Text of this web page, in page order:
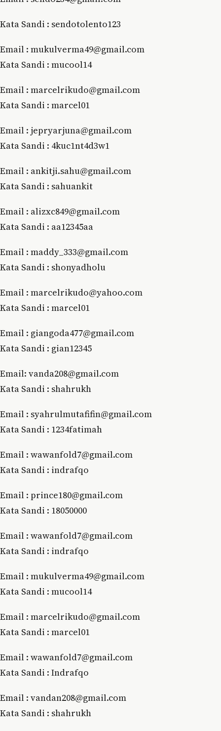
Kata Sandi : sendotolento123
Email : mukulverma49@gmail.com
Kata Sandi : mucool14
Email : marcelrikudo@gmail.com
Kata Sandi : marcel01
Email : jepryarjuna@gmail.com
Kata Sandi : 4kuc1nt4d3w1
Email : ankitji.sahu@gmail.com
Kata Sandi : sahuankit
Email : alizxc849@gmail.com
Kata Sandi : aa12345aa
Email : maddy_333@gmail.com
Kata Sandi : shonyadholu
Email : marcelrikudo@yahoo.com
Kata Sandi : marcel01
Email : giangoda477@gmail.com
Kata Sandi : gian12345
Email: vanda208@gmail.com
Kata Sandi : shahrukh
Email : syahrulmutafifin@gmail.com
Kata Sandi : 1234fatimah
Email : wawanfold7@gmail.com
Kata Sandi : indrafqo
Email : prince180@gmail.com
Kata Sandi : 18050000
Email : wawanfold7@gmail.com
Kata Sandi : indrafqo
Email : mukulverma49@gmail.com
Kata Sandi : mucool14
Email : marcelrikudo@gmail.com
Kata Sandi : marcel01
Email : wawanfold7@gmail.com
Kata Sandi : Indrafqo
Email : vandan208@gmail.com
Kata Sandi : shahrukh